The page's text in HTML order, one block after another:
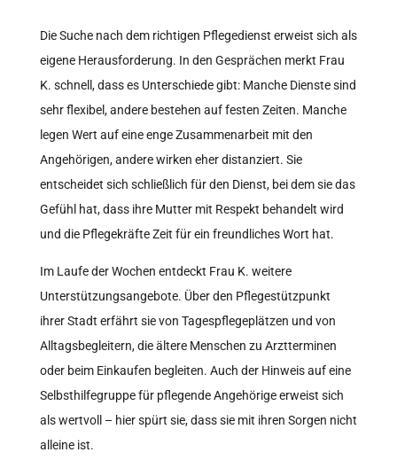
Die Suche nach dem richtigen Pflegedienst erweist sich als
eigene Herausforderung. In den Gesprächen merkt Frau
K. schnell, dass es Unterschiede gibt: Manche Dienste sind
sehr flexibel, andere bestehen auf festen Zeiten. Manche
legen Wert auf eine enge Zusammenarbeit mit den
Angehörigen, andere wirken eher distanziert. Sie
entscheidet sich schließlich für den Dienst, bei dem sie das
Gefühl hat, dass ihre Mutter mit Respekt behandelt wird
und die Pflegekräfte Zeit für ein freundliches Wort hat.
Im Laufe der Wochen entdeckt Frau K. weitere
Unterstützungsangebote. Über den Pflegestützpunkt
ihrer Stadt erfährt sie von Tagespflegeplätzen und von
Alltagsbegleitern, die ältere Menschen zu Arztterminen
oder beim Einkaufen begleiten. Auch der Hinweis auf eine
Selbsthilfegruppe für pflegende Angehörige erweist sich
als wertvoll – hier spürt sie, dass sie mit ihren Sorgen nicht
alleine ist.